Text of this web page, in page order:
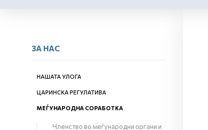
ЗА НАС
НАШАТА УЛОГА
ЦАРИНСКА РЕГУЛАТИВА
МЕЃУНАРОДНА СОРАБОТКА
Членство во меѓународни органи и